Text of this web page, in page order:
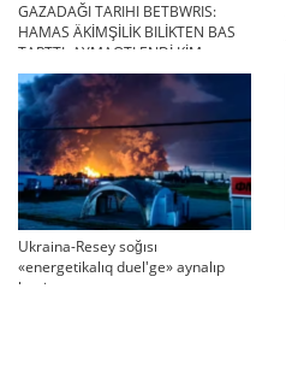
GAZADAĞI TARIHI BETBWRIS:
HAMAS ÄKİMŞİLİK BILİKTEN BAS
TARTTI. AYMAQTI ENDİ KİM
BASQARADI?
Ukraina-Resey soğısı
«energetikalıq duel'ge» aynalıp
ketti